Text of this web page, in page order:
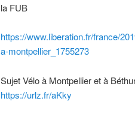
la FUB
https://www.liberation.fr/france/
a-montpellier_1755273
Sujet Vélo à Montpellier et à
https://urlz.fr/aKky